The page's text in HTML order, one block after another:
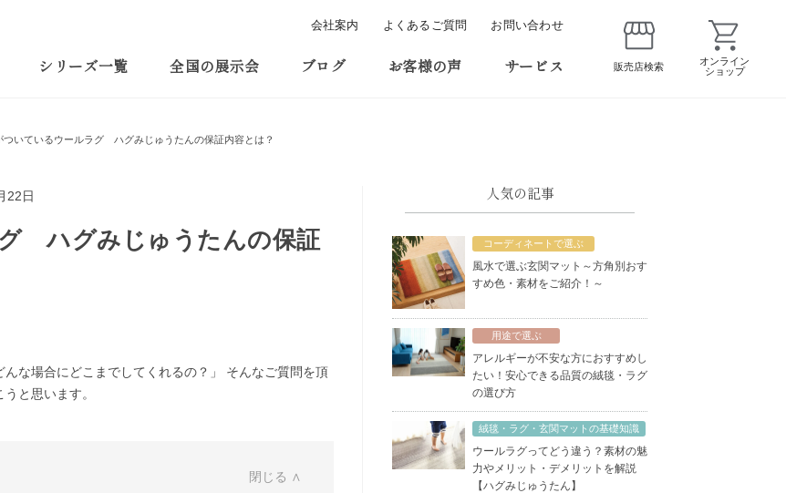
シリーズ一覧 全国の展示会 ブログ お客様の声 サービス
会社案内 よくあるご質問 お問い合わせ
販売店検索
オンライン
ショップ
ついているウールラグ ハグみじゅうたんの保証内容とは？
ハグみじゅうたんの保証
22日
な場合にどこまでしてくれるの？」 そんなご質問を頂
と思います。
人気の記事
コーディネートで選ぶ
風水で選ぶ玄関マット～方角別おす
すめ色・素材をご紹介！～
用途で選ぶ
アレルギーが不安な方におすすめし
たい！安心できる品質の絨毯・ラグ
の選び方
絨毯・ラグ・玄関マットの基礎知識
ウールラグってどう違う？素材の魅
力やメリット・デメリットを解説
【ハグみじゅうたん】